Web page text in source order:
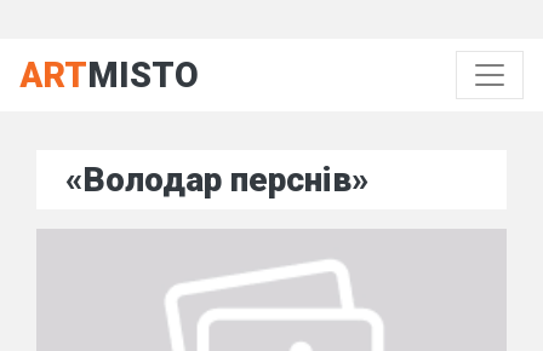
ARTMISTO
«Володар перснів»